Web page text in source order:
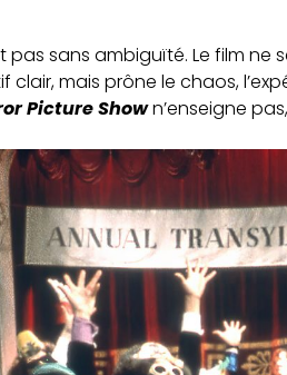
sans ambiguïté. Le film
clair, mais prône le chaos,
Picture Shown’enseigne